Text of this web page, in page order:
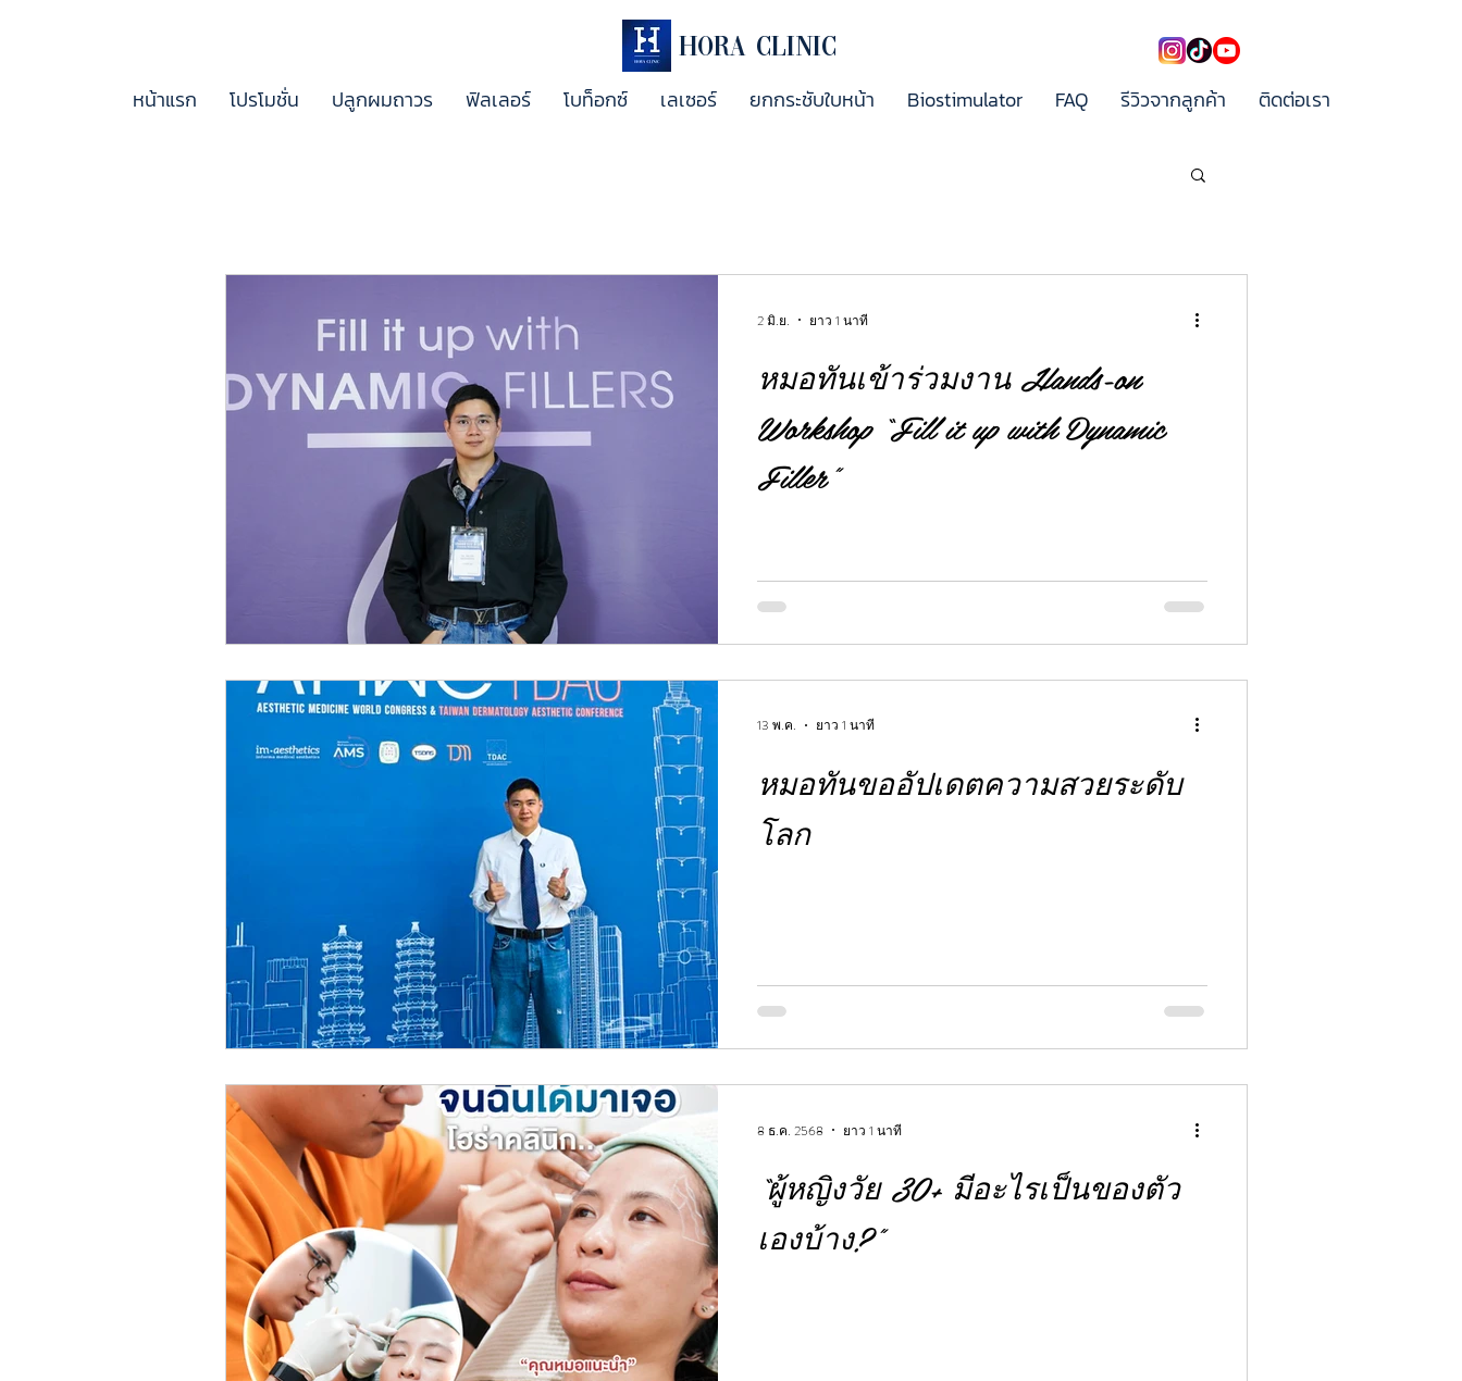
Hora Clinic
หน้าแรก โปรโมชั่น ปลูกผมถาวร ฟิลเลอร์ โบท็อกซ์ เลเซอร์ ยกกระชับใบหน้า Biostimulator FAQ รีวิวจากลูกค้า ติดต่อเรา
หมอทันเข้าร่วมงาน Hands-on
Workshop “Fill it up with Dynamic
Filler”
2 มิ.ย. ยาว 1 นาที
หมอทันขออัปเดตความสวยระดับ
โลก
13 พ.ค. ยาว 1 นาที
“ผู้หญิงวัย 30+ มีอะไรเป็นของตัว
เองบ้าง?”
8 ธ.ค. 2568 ยาว 1 นาที